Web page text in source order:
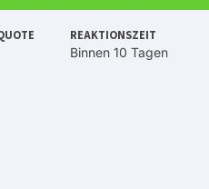
REAKTIONSZEIT
Binnen 10 Tagen